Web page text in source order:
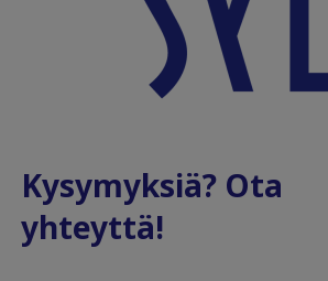
Kysymyksiä? Ota
yhteyttä!